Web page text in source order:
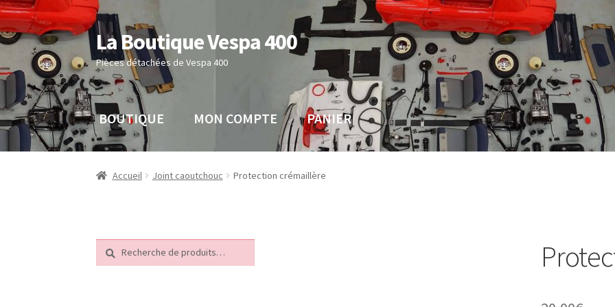
Aller
à
la
navigation
Aller
au
contenu
La Boutique Vespa 400
Pièces détachées de Vespa 400
BOUTIQUE MON COMPTE PANIER
Accueil Boutique Mon comptePanier Sample Page
Accueil Joint caoutchouc Protection crémaillère
Recherche
pour :
Recherche